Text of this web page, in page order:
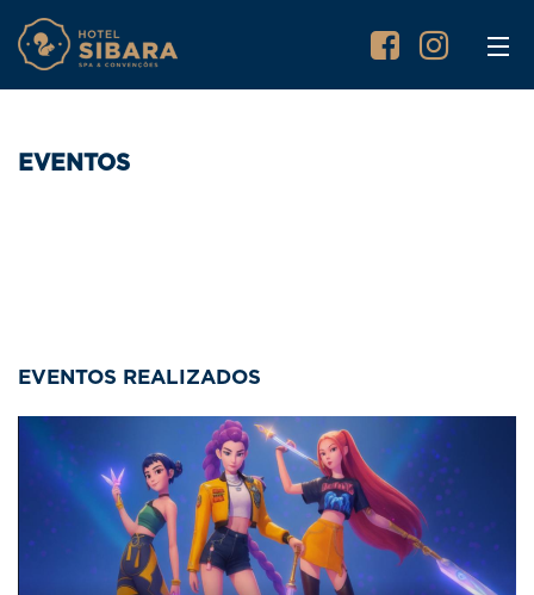
EVENTOS
EVENTOS REALIZADOS